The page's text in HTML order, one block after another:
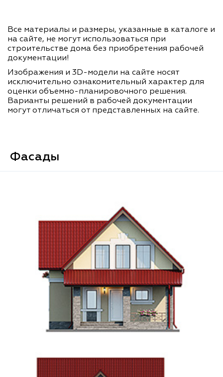
Все материалы и размеры, указанные в каталоге и
на сайте, не могут использоваться при
строительстве дома без приобретения рабочей
документации!
Изображения и 3D-модели на сайте носят
исключительно ознакомительный характер для
оценки объемно-планировочного решения.
Варианты решений в рабочей документации
могут отличаться от представленных на сайте.
Фасады